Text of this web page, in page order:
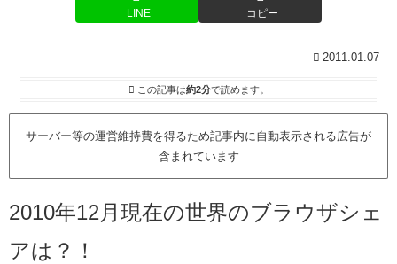
LINE コピー
2011.01.07
この記事は約2分で読めます。
サーバー等の運営維持費を得るため記事内に自動表示される広告が
含まれています
2010年12月現在の世界のブラウザシェ
アは？！